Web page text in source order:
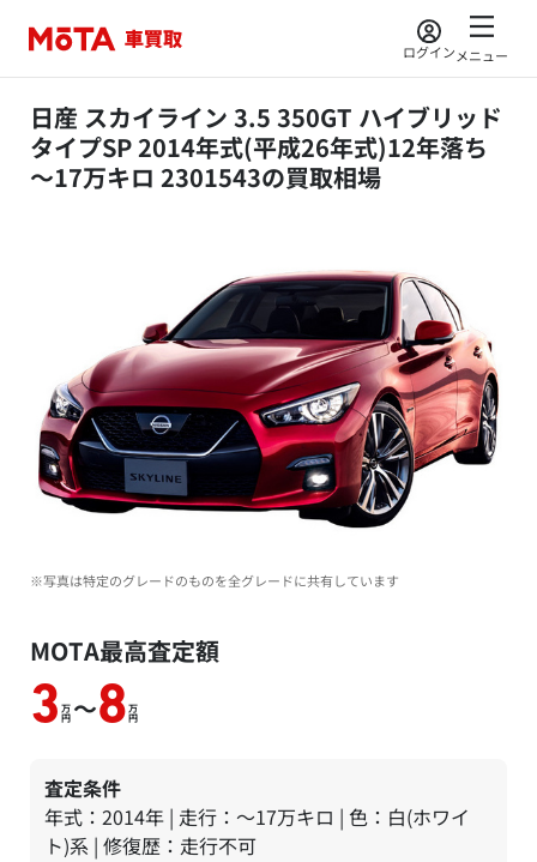
ログインメニュー
日産 スカイライン 3.5 350GT ハイブリッド
タイプSP 2014年式(平成26年式)12年落ち
～17万キロ 2301543の買取相場
※写真は特定のグレードのものを全グレードに共有しています
MOTA最高査定額
3 万
円 ～8万
円
査定条件
年式：2014年 | 走行：～17万キロ | 色：白(ホワイ
ト)系 | 修復歴：走行不可